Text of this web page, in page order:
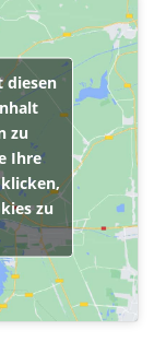
diesen
zu
Ihre
zu